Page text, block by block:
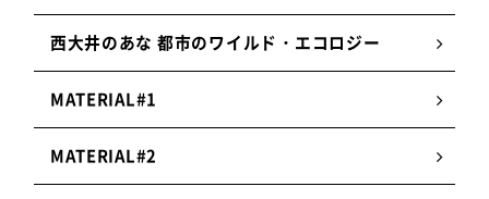
西大井のあな 都市のワイルド・エコロジー
MATERIAL#1
MATERIAL#2